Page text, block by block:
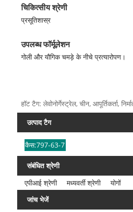
चिकित्सीय श्रेणी
प्रसूतिशास्र
उपलब्ध फॉर्मूलेशन
गोली और यौगिक चमड़े के नीचे प्रत्यारोपण।
हॉट टैग: लेवोनोर्गेस्ट्रेल, चीन, आपूर्तिकर्ता,
उत्पाद टैग
कैस:797-63-7
संबंधित श्रेणी
एपीआई श्रेणी
मध्यवर्ती श्रेणी
योगों
जांच भेजें